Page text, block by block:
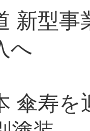
新型
へ
傘寿